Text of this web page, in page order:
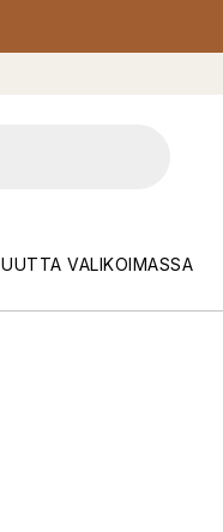
UUTTA VALIKOIMASSA